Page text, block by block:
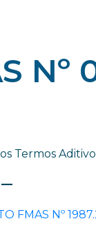
Nº
Termos
—
FMAS Nº